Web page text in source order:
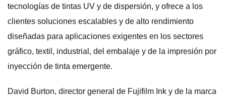
tecnologías de tintas UV y de dispersión, y ofrece a los
clientes soluciones escalables y de alto rendimiento
diseñadas para aplicaciones exigentes en los sectores
gráfico, textil, industrial, del embalaje y de la impresión por
inyección de tinta emergente.
David Burton, director general de Fujifilm Ink y de la marca